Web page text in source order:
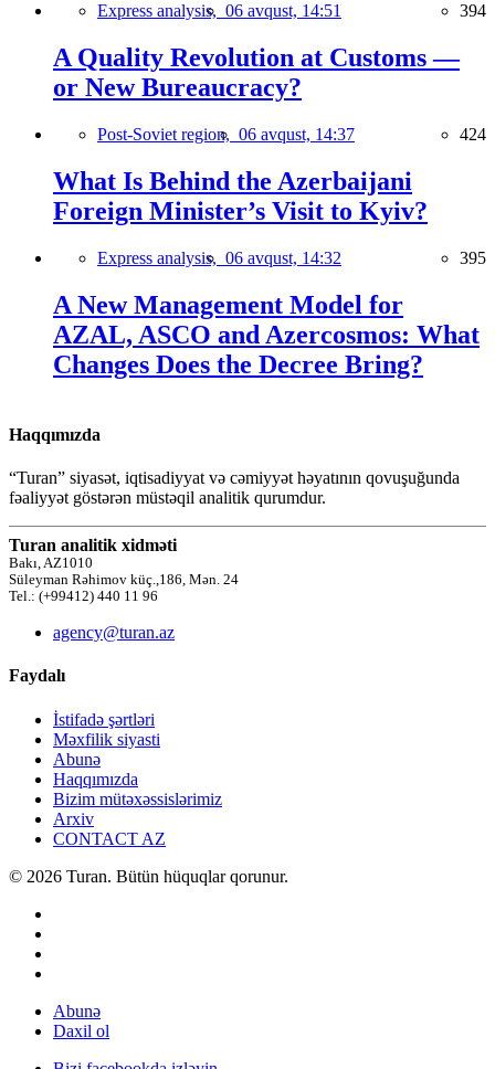
Express analysis, 06 avqust, 14:51 394
A Quality Revolution at Customs —
or New Bureaucracy?
Post-Soviet region, 06 avqust, 14:37 424
What Is Behind the Azerbaijani
Foreign Minister’s Visit to Kyiv?
Express analysis, 06 avqust, 14:32 395
A New Management Model for
AZAL, ASCO and Azercosmos: What
Changes Does the Decree Bring?
Haqqımızda
“Turan” siyasət, iqtisadiyyat və cəmiyyət həyatının qovuşuğunda
fəaliyyət göstərən müstəqil analitik qurumdur.
Turan analitik xidməti
Bakı, AZ1010
Süleyman Rəhimov küç.,186, Mən. 24
Tel.: (+99412) 440 11 96
agency@turan.az
Faydalı
İstifadə şərtləri
Məxfilik siyasti
Abunə
Haqqımızda
Bizim mütəxəssislərimiz
Arxiv
CONTACT AZ
© 2026 Turan. Bütün hüquqlar qorunur.
Abunə
Daxil ol